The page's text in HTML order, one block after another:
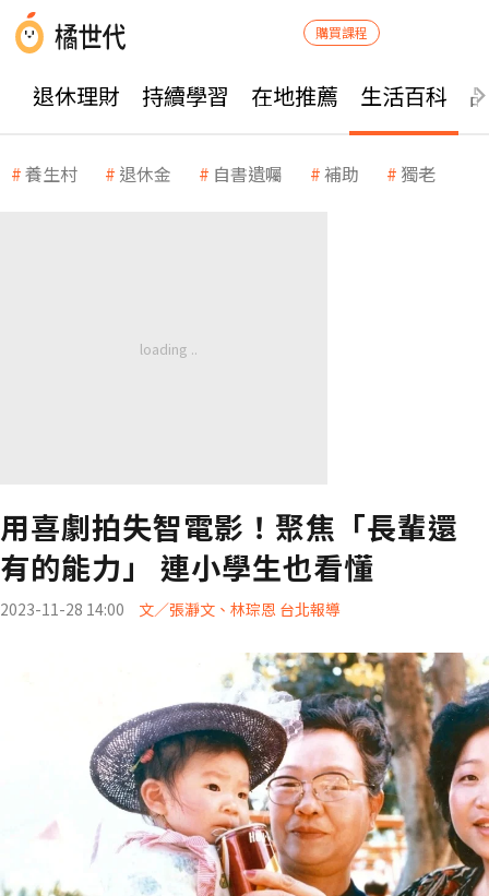
購買課程
退休理財 持續學習 在地推薦 生活百科
養生村 退休金 自書遺囑 補助 獨老
用喜劇拍失智電影！聚焦「長輩還
有的能力」 連小學生也看懂
2023-11-28 14:00 文／張瀞文、林琮恩 台北報導